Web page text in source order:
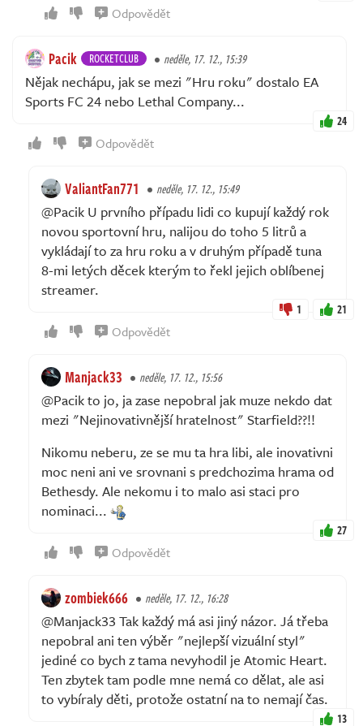
Odpovědět
Pacik ROCKETCLUB neděle, 17. 12., 15:39
Nějak nechápu, jak se mezi "Hru roku" dostalo EA
Sports FC 24 nebo Lethal Company...
24
Odpovědět
ValiantFan771 neděle, 17. 12., 15:49
@Pacik U prvního případu lidi co kupují každý rok
novou sportovní hru, nalijou do toho 5 litrů a
vykládají to za hru roku a v druhým případě tuna
8-mi letých děcek kterým to řekl jejich oblíbenej
streamer.
1 21
Odpovědět
Manjack33 neděle, 17. 12., 15:56
@Pacik to jo, ja zase nepobral jak muze nekdo dat
mezi "Nejinovativnější hratelnost" Starfield??!!
Nikomu neberu, ze se mu ta hra libi, ale inovativni
moc neni ani ve srovnani s predchozima hrama od
Bethesdy. Ale nekomu i to malo asi staci pro
nominaci...
27
Odpovědět
zombiek666 neděle, 17. 12., 16:28
@Manjack33 Tak každý má asi jiný názor. Já třeba
nepobral ani ten výběr "nejlepší vizuální styl"
jediné co bych z tama nevyhodil je Atomic Heart.
Ten zbytek tam podle mne nemá co dělat, ale asi
to vybíraly děti, protože ostatní na to nemají čas.
13